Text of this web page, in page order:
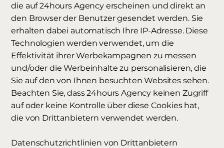
die auf 24hours Agency erscheinen und direkt an
den Browser der Benutzer gesendet werden. Sie
erhalten dabei automatisch Ihre IP-Adresse. Diese
Technologien werden verwendet, um die
Effektivität ihrer Werbekampagnen zu messen
und/oder die Werbeinhalte zu personalisieren, die
Sie auf den von Ihnen besuchten Websites sehen.
Beachten Sie, dass 24hours Agency keinen Zugriff
auf oder keine Kontrolle über diese Cookies hat,
die von Drittanbietern verwendet werden.
Datenschutzrichtlinien von Drittanbietern